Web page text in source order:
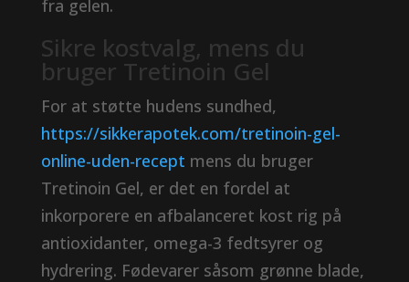
fra gelen.
Sikre kostvalg, mens du
bruger Tretinoin Gel
For at støtte hudens sundhed,
https://sikkerapotek.com/tretinoin-gel-
online-uden-recept mens du bruger
Tretinoin Gel, er det en fordel at
inkorporere en afbalanceret kost rig på
antioxidanter, omega-3 fedtsyrer og
hydrering. Fødevarer såsom grønne blade,